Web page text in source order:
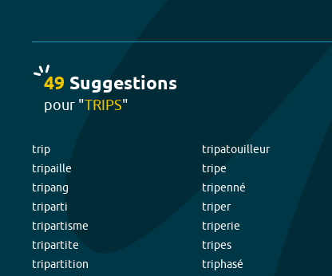
49 Suggestions
pour "TRIPS"
trip
tripaille
tripang
triparti
tripartisme
tripartite
tripartition
tripatouilleur
tripe
tripenné
triper
triperie
tripes
triphasé